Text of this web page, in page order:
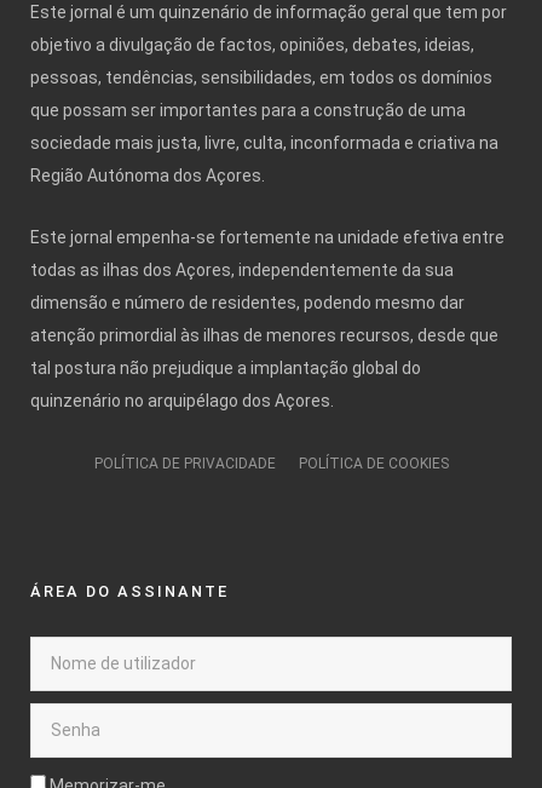
Este jornal é um quinzenário de informação geral que tem por
objetivo a divulgação de factos, opiniões, debates, ideias,
pessoas, tendências, sensibilidades, em todos os domínios
que possam ser importantes para a construção de uma
sociedade mais justa, livre, culta, inconformada e criativa na
Região Autónoma dos Açores.
Este jornal empenha-se fortemente na unidade efetiva entre
todas as ilhas dos Açores, independentemente da sua
dimensão e número de residentes, podendo mesmo dar
atenção primordial às ilhas de menores recursos, desde que
tal postura não prejudique a implantação global do
quinzenário no arquipélago dos Açores.
POLÍTICA DE PRIVACIDADE POLÍTICA DE COOKIES
ÁREA DO ASSINANTE